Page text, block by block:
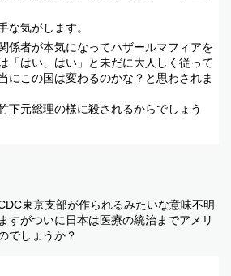
な気がします。
係者が本気になってハザールマフィアを
「はい、はい」と未だに大人しく従って
にこの国は変わるのかな？と思わされま
下元総理の様に殺されるからでしょう
東京支部が作られるみたいな意味不明
すがついに日本は医療の統治までアメリ
でしょうか？